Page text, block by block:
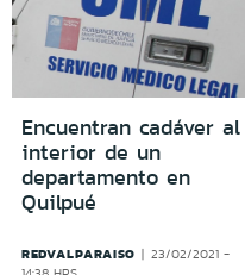
Encuentran cadáver al
interior de un
departamento en
Quilpué
REDVALPARAISO
23/02/2021 -